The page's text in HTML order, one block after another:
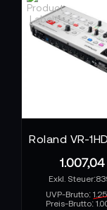
UVP-Brutto:
Preis-Brutto: